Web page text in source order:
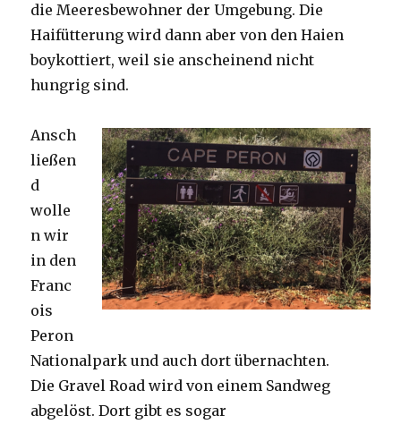
die Meeresbewohner der Umgebung. Die
Haifütterung wird dann aber von den Haien
boykottiert, weil sie anscheinend nicht
hungrig sind.
Ansch
ließen
d
wolle
n wir
in den
Franc
ois
Peron
Nationalpark und auch dort übernachten.
Die Gravel Road wird von einem Sandweg
abgelöst. Dort gibt es sogar